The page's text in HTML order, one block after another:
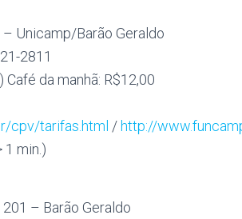
Unicamp/Barão Geraldo
2811
da manhã: R$12,00
cpv/tarifas.html / http://
1 min.)
– Barão Geraldo